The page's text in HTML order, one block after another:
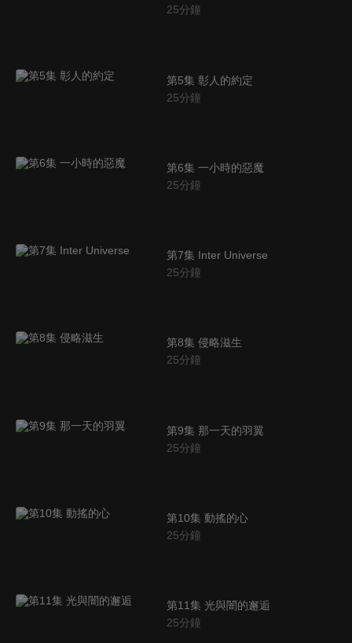
25分鐘
第5集 彰人的約定
25分鐘
第6集 一小時的惡魔
25分鐘
第7集 Inter Universe
25分鐘
第8集 侵略滋生
25分鐘
第9集 那一天的羽翼
25分鐘
第10集 動搖的心
25分鐘
第11集 光與闇的邂逅
25分鐘